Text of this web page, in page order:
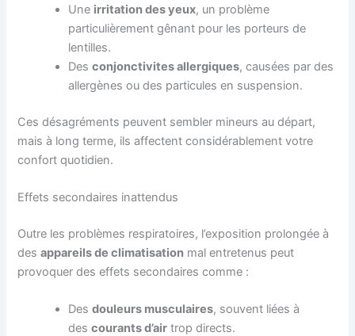
Une irritation des yeux, un problème
particulièrement gênant pour les porteurs de
lentilles.
Desconjonctivites allergiques, causées par des
allergènes ou des particules en suspension.
Ces désagréments peuvent sembler mineurs au départ,
mais à long terme, ils affectent considérablement votre
confort quotidien.
Effets secondaires inattendus
Outre les problèmes respiratoires, l’exposition prolongée à
desappareils de climatisation mal entretenus peut
provoquer des effets secondaires comme :
Desdouleurs musculaires, souvent liées à
descourants d’air trop directs.